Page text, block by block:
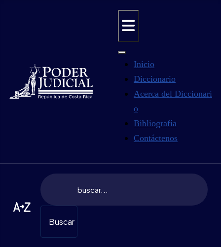
Inicio
Diccionario
Acerca del Diccionari
o
Bibliografía
Contáctenos
Buscar